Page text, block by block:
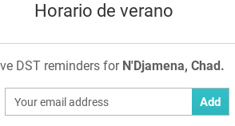
Horario de verano
DST reminders for N'Djamena, Chad.
Add